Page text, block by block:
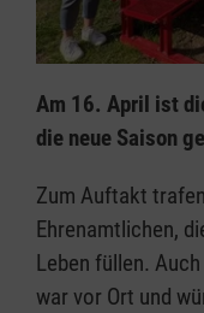
Am 16. April ist
die neue Saison
Zum Auftakt
Ehrenamtlichen,
Leben füllen.
war vor Ort und